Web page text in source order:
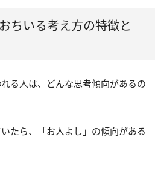
ちいる考え方の特徴と
る人は、どんな思考傾向があるの
たら、「お人よし」の傾向がある